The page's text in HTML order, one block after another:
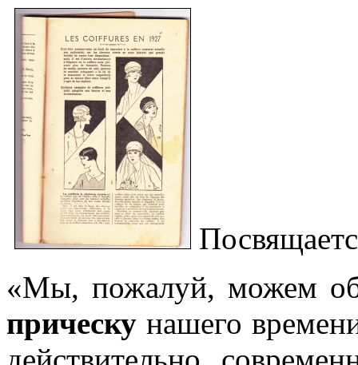
«Мы, пожалуй, можем
прическу нашего